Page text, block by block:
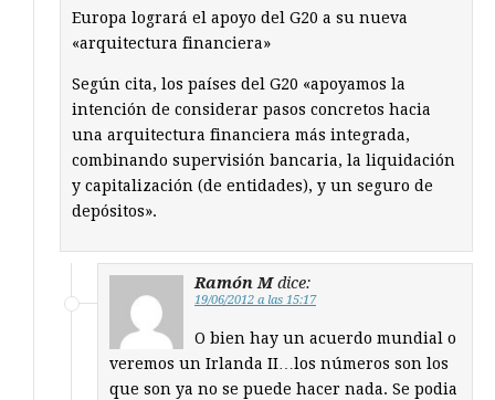
Europa logrará el apoyo del G20 a su nueva
«arquitectura financiera»
Según cita, los países del G20 «apoyamos la
intención de considerar pasos concretos hacia
una arquitectura financiera más integrada,
combinando supervisión bancaria, la liquidación
y capitalización (de entidades), y un seguro de
depósitos».
Ramón M dice:
19/06/2012 a las 15:17
O bien hay un acuerdo mundial o
veremos un Irlanda II…los números son los
que son ya no se puede hacer nada. Se podia